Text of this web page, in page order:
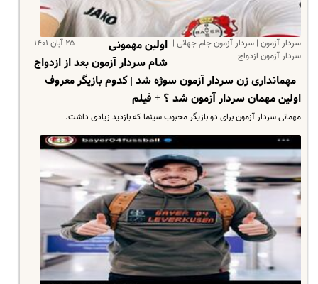
سردار آزمون | سردار آزمون جام جهانی |
سردار آزمون ازدواج
۲۵ آبان ۱۴۰۱
اولین مهمونی
شام سردار آزمون بعد از ازدواج
| مهمانداری زن سردار آزمون سوژه شد | کدوم بازیگر معروف
اولین مهمان سردار آزمون شد ؟ + فیلم
مهمانی سردار آزمون برای دو بازیگر محبوب سینما که بازدید زیادی داشت.